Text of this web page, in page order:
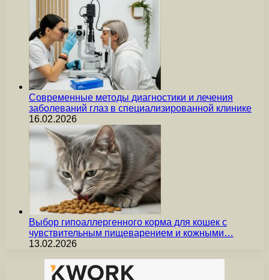
Современные методы диагностики и лечения
заболеваний глаз в специализированной клинике
16.02.2026
Выбор гипоаллергенного корма для кошек с
чувствительным пищеварением и кожными…
13.02.2026